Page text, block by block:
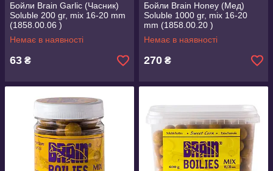
Бойли Brain Garlic (Часник)
Soluble 200 gr, mix 16-20 mm
(1858.00.06 )
Немає в наявності
63 ₴
Бойли Brain Honey (Мед)
Soluble 1000 gr, mix 16-20
mm (1858.00.20 )
Немає в наявності
270 ₴